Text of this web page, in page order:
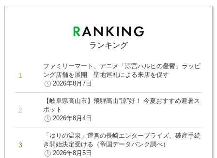
ランキング
ファミリーマート、アニメ「涼宮ハルヒの憂鬱」ラッピ
ング店舗を展開 聖地巡礼による来店を促す
2026年8月7日
【岐阜県高山市】飛騨高山“涼”好！ 今夏おすすめ避暑ス
ポット
2026年8月4日
「ゆりの温泉」運営の長崎エンタープライズ、破産手続
き開始決定受ける（帝国データバンク調べ）
2026年8月5日